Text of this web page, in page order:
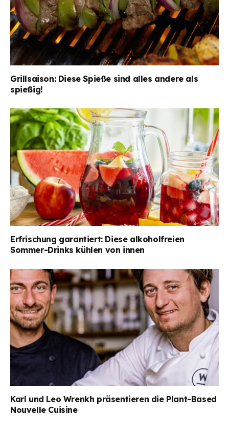
Grillsaison: Diese Spieße sind alles andere als
spießig!
Erfrischung garantiert: Diese alkoholfreien
Sommer-Drinks kühlen von innen
Karl und Leo Wrenkh präsentieren die Plant-Based
Nouvelle Cuisine